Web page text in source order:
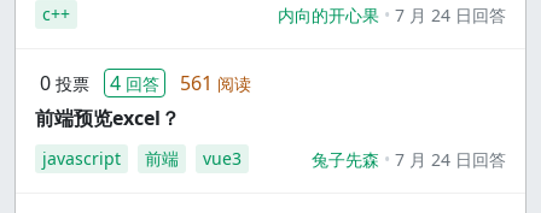
c++ 内向的开心果 7 月 24 日回答
0 投票 4 回答 561 阅读
前端预览excel？
javascript 前端 vue3 兔子先森 7 月 24 日回答